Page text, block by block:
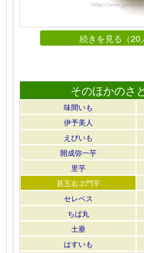
続きを見る（20
そのほかのさ
味間いも
伊予美人
えびいも
開成弥一芋
里芋
甚五右ヱ門芋
セレベス
ちば丸
土垂
はすいも